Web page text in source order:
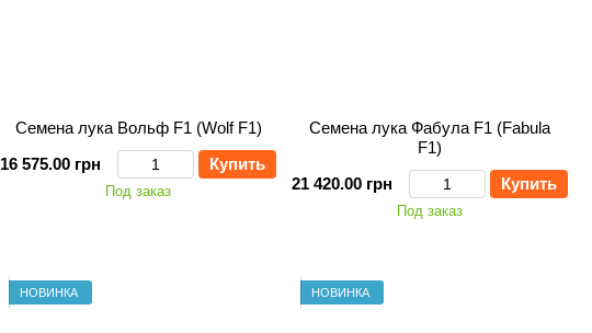
Семена лука Вольф F1 (Wolf F1)
16 575.00 грн
Купить
Под заказ
Семена лука Фабула F1 (Fabula
F1)
21 420.00 грн
Купить
Под заказ
НОВИНКА НОВИНКА